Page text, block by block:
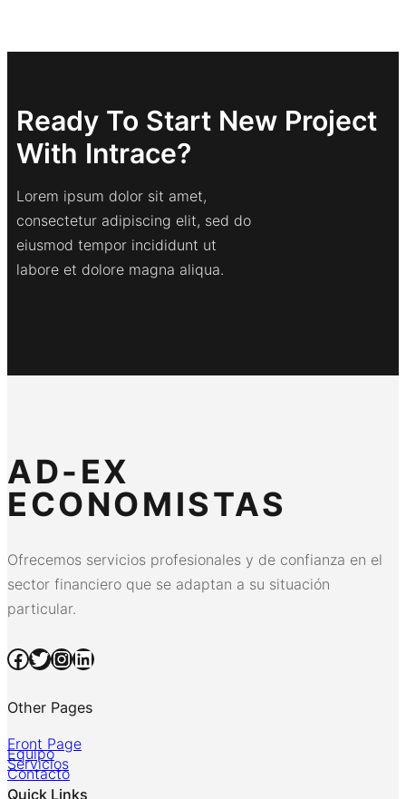
Ready To Start New Project
With Intrace?
Lorem ipsum dolor sit amet,
consectetur adipiscing elit, sed do
eiusmod tempor incididunt ut
labore et dolore magna aliqua.
AD-EX
ECONOMISTAS
Ofrecemos servicios profesionales y de confianza en el
sector financiero que se adaptan a su situación
particular.
Facebook Twitter InstagramLinkedIn
Other Pages
Front Page
Equipo
Servicios
Contacto
Quick Links